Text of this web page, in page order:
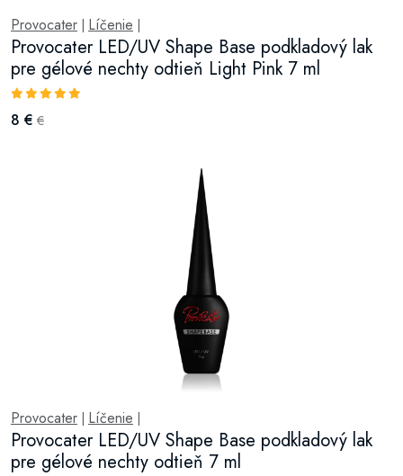
Provocater Líčenie
Provocater LED/UV Shape Base podkladový lak
pre gélové nechty odtieň Light Pink 7 ml
8 € €
Provocater Líčenie
Provocater LED/UV Shape Base podkladový lak
pre gélové nechty odtieň 7 ml